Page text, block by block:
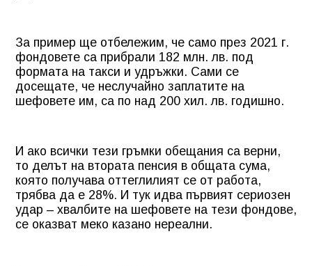
За пример ще отбележим, че само през 2021 г.
фондовете са прибрали 182 млн. лв. под
формата на такси и удръжки. Сами се
досещате, че неслучайно заплатите на
шефовете им, са по над 200 хил. лв. годишно.
И ако всички тези гръмки обещания са верни,
то делът на втората пенсия в общата сума,
която получава оттеглилият се от работа,
трябва да е 28%. И тук идва първият сериозен
удар – хвалбите на шефовете на тези фондове,
се оказват меко казано нереални.